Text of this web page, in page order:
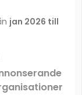
jan 2026 till